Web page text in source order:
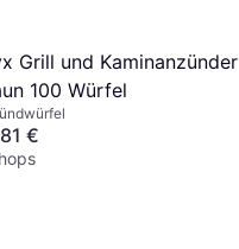
Grill und Kaminanzünder
100 Würfel
€